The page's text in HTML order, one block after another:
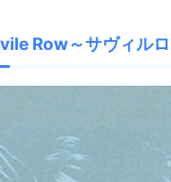
Row～サヴィル